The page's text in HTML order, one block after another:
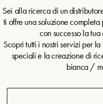
Sei alla ricerca di un
ti offre una soluzione
con successo la
Scopri tutti i nostri servizi per
speciali e la creazione di
bianca /